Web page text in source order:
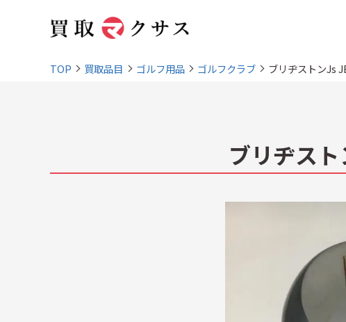
TOP 買取品目 ゴルフ用品 ゴルフクラブ ブリヂストンJs
ブリヂス